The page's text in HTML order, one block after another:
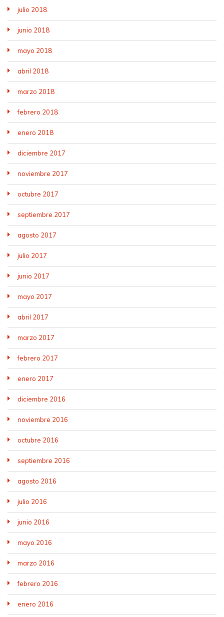
julio 2018
junio 2018
mayo 2018
abril 2018
marzo 2018
febrero 2018
enero 2018
diciembre 2017
noviembre 2017
octubre 2017
septiembre 2017
agosto 2017
julio 2017
junio 2017
mayo 2017
abril 2017
marzo 2017
febrero 2017
enero 2017
diciembre 2016
noviembre 2016
octubre 2016
septiembre 2016
agosto 2016
julio 2016
junio 2016
mayo 2016
marzo 2016
febrero 2016
enero 2016